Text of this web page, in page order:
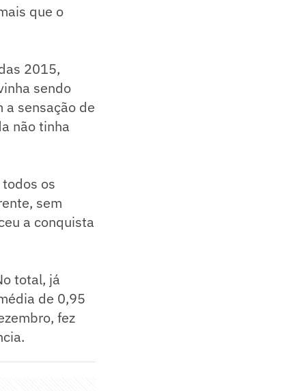
que o
2015,
sendo
sensação de
não tinha
os
sem
a conquista
total, já
de 0,95
fez